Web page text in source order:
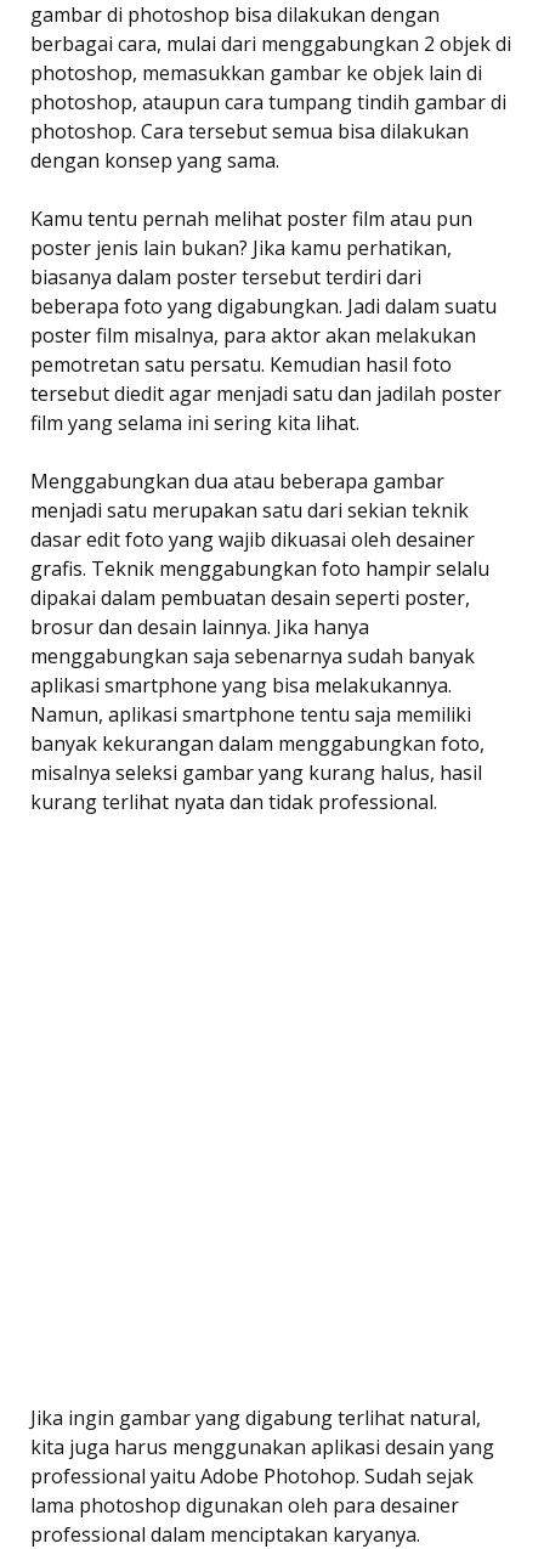
gambar di photoshop bisa dilakukan dengan
berbagai cara, mulai dari menggabungkan 2 objek di
photoshop, memasukkan gambar ke objek lain di
photoshop, ataupun cara tumpang tindih gambar di
photoshop. Cara tersebut semua bisa dilakukan
dengan konsep yang sama.
Kamu tentu pernah melihat poster film atau pun
poster jenis lain bukan? Jika kamu perhatikan,
biasanya dalam poster tersebut terdiri dari
beberapa foto yang digabungkan. Jadi dalam suatu
poster film misalnya, para aktor akan melakukan
pemotretan satu persatu. Kemudian hasil foto
tersebut diedit agar menjadi satu dan jadilah poster
film yang selama ini sering kita lihat.
Menggabungkan dua atau beberapa gambar
menjadi satu merupakan satu dari sekian teknik
dasar edit foto yang wajib dikuasai oleh desainer
grafis. Teknik menggabungkan foto hampir selalu
dipakai dalam pembuatan desain seperti poster,
brosur dan desain lainnya. Jika hanya
menggabungkan saja sebenarnya sudah banyak
aplikasi smartphone yang bisa melakukannya.
Namun, aplikasi smartphone tentu saja memiliki
banyak kekurangan dalam menggabungkan foto,
misalnya seleksi gambar yang kurang halus, hasil
kurang terlihat nyata dan tidak professional.
Jika ingin gambar yang digabung terlihat natural,
kita juga harus menggunakan aplikasi desain yang
professional yaitu Adobe Photohop. Sudah sejak
lama photoshop digunakan oleh para desainer
professional dalam menciptakan karyanya.